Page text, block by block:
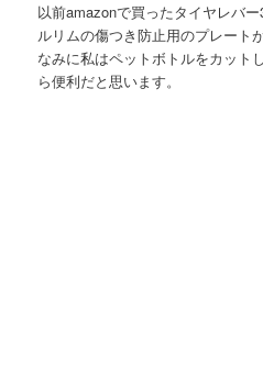
以前amazonで買ったタイヤレバ
ルリムの傷つき防止用のプレート
なみに私はペットボトルをカット
ら便利だと思います。